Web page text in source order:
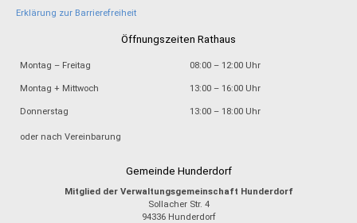
Erklärung zur Barrierefreiheit
Öffnungszeiten Rathaus
Montag – Freitag 08:00 – 12:00 Uhr
Montag + Mittwoch 13:00 – 16:00 Uhr
Donnerstag 13:00 – 18:00 Uhr
oder nach Vereinbarung
Gemeinde Hunderdorf
Mitglied der Verwaltungsgemeinschaft Hunderdorf
Sollacher Str. 4
94336 Hunderdorf